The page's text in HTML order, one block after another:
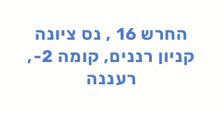
החרש 16 , נס ציונה
קניון רננים, קומה 2-,
רעננה